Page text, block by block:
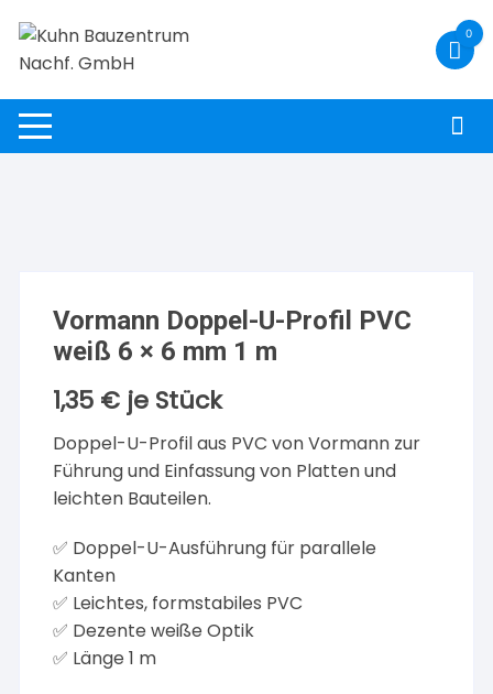
Inhalt
springen
0
Vormann Doppel-U-Profil PVC
weiß 6 × 6 mm 1 m
1,35 € je Stück
Doppel-U-Profil aus PVC von Vormann zur
Führung und Einfassung von Platten und
leichten Bauteilen.
✅ Doppel-U-Ausführung für parallele
Kanten
✅ Leichtes, formstabiles PVC
✅ Dezente weiße Optik
✅ Länge 1 m